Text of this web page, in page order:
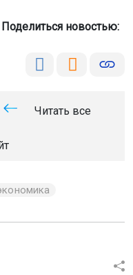
Поделиться новостью:
Читать все